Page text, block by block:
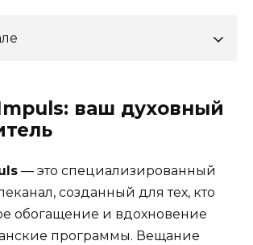
ваш духовный
— это специализированный
созданный для тех, кто
обогащение и вдохновение
программы. Вещание